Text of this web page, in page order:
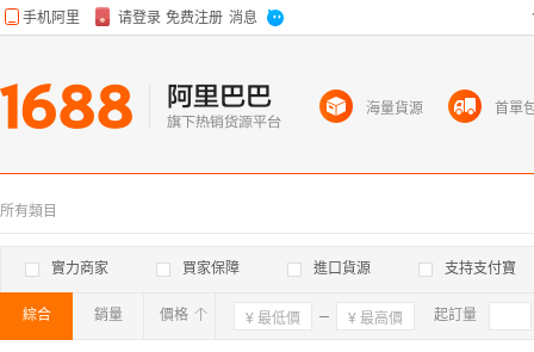
所有類目
實力商家 買家保障 進口貨源 支持支付寶
綜合 銷量 價格 確定 起訂量
海量貨源 首單